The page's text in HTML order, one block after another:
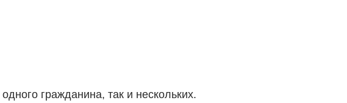
гражданина, так и нескольких.